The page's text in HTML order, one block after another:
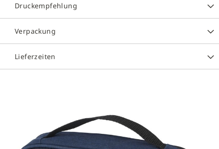
der
Bildergalerie
springen
Druckempfehlung
Verpackung
Lieferzeiten